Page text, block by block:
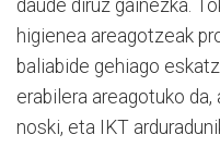
daude diruz gainezka.
higienea areagotzeak
baliabide gehiago
erabilera areagotuko da,
noski, eta IKT